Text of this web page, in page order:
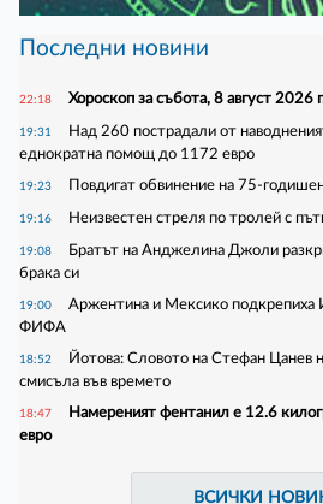
Последни новини
22:18 Хороскоп за събота, 8 август 2026
19:31
Над 260 пострадали от
еднократна помощ до 1172 евро
19:23 Повдигат обвинение на 75-
19:16 Неизвестен стреля по тролей с
19:08
Братът на Анджелина Джоли
брака си
19:00
Аржентина и Мексико подкрепиха
ФИФА
18:52
Йотова: Словото на Стефан Цанев
смисъла във времето
18:47
Намереният фентанил е 12.6
евро
ВСИЧКИ